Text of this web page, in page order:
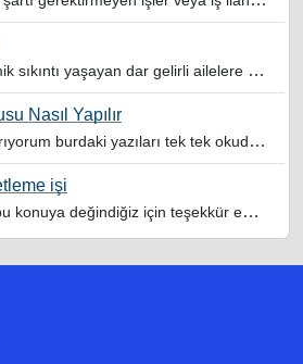
bu durumdan istifade eden ev hanımlarına büyük bir nimet çalışmak ev Ekonomisine benim gibi destek olmak isteyenler sağlam güvenilir sitelere rağbet etsin her ilan yada reklam doğru adres olmayabiliyor arkadaşlar, bu alanda bize yol gösteren yardımcı olan doğru şekilde yönlendiren sayfaya teşekkür ederim elinize emeklerine sağlık
Nasıl Yapılır
burdaki yazıları tek tek okudum faydalı iş imkanları var tsk let
işi
insanlar oluyor, o yüzden bu sektörlerde işini hakkıyla yapan siteler ve sayfalara itibar edilmeli,üç beş demeden ek gelir ile evine destek olmayan iyi niyetli insanlarında iyi niyetleri suistimal edilmemeli,sayfanızın geniş kitlelere doğru ve gerçek adresten ulaşması temennisiyle kolaylıklar dilerim..